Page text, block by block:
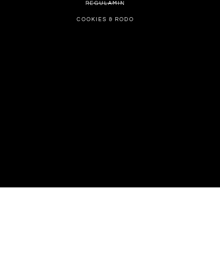
REGULAMIN
COOKIES & RODO